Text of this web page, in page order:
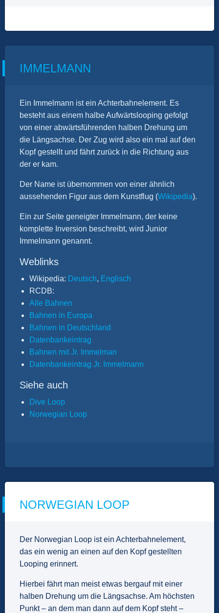
IMMELMANN
Ein Immelmann ist ein Achterbahnelement. Es
besteht aus einem halbe Aufwärtslooping gefolgt
von einer abwärtsführenden halben Drehung um
die Längsachse. Der Zug wird also ein mal auf den
Kopf gestellt und fährt zurück in die Richtung aus
der er kam.
Der Name ist übernommen von einer ähnlich
aussehenden Figur aus dem Kunstflug (Wikipedia).
Ein zur Seite geneigter Immelmann, der keine
komplette Inversion beschreibt, wird Junior
Immelmann genannt.
Weblinks
Wikipedia: Deutsch, Englisch
RCDB:
Alle Bahnen
Bahnen in Europa
Bahnen in Deutschland
Datenbankeintrag
Bahnen mit Jr. Immelman
Datenbankeintrag Jr. Immelmann
Siehe auch
Dive Loop
Norwegian Loop
NORWEGIAN LOOP
Der Norwegian Loop ist ein Achterbahnelement,
das ein wenig an einen auf den Kopf gestellten
Looping erinnert.
Hierbei fährt man meist etwas bergauf mit einer
halben Drehung um die Längsachse. Am höchsten
Punkt – an dem man dann auf dem Kopf steht –